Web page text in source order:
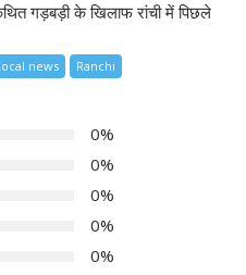
गड़बड़ी के खिलाफ रांची में पिछले
news Ranchi
0%
0%
0%
0%
0%